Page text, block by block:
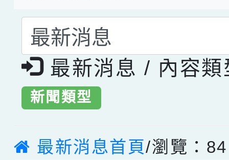
選擇後頁面內容會更
最新消息 / 內容類
新聞類型
最新消息首頁/瀏覽：84